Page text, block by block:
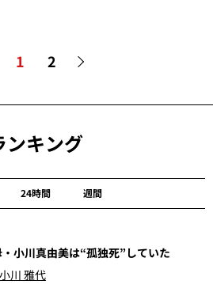
1 2
ンキング
24時間 週間
小川真由美は“孤独死”していた
小川 雅代